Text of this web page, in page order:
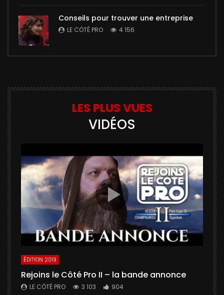
Conseils pour trouver une entreprise
LE CÔTÉ PRO 4 156
LES PLUS VUES
VIDÉOS
ÉDITION 2019
Rejoins le Côté Pro II – la bande annonce
LE CÔTÉ PRO 3 103 904